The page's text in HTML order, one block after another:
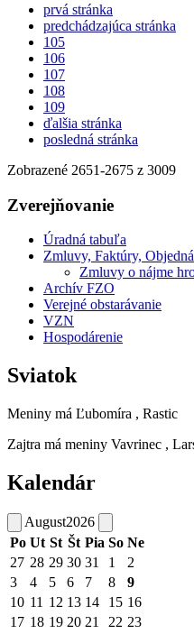
prvá stránka
predchádzajúca stránka
105
106
107
108
109
ďalšia stránka
posledná stránka
Zobrazené 2651-2675 z 3009
Zverejňovanie
Úradná tabuľa
Zmluvy, Faktúry,
Zmluvy o nájme
Archív FZO
Verejné obstarávanie
VZN
Hospodárenie
Sviatok
Meniny má Ľubomíra , Rastic
Zajtra má meniny Vavrinec ,
Kalendár
August2026
Po Ut St Št Pia So Ne
27 28 29 30 31 1
2
3
4 5 6 7 8
9
10 11 12 13 14 15 16
17 18 19 20 21 22 23